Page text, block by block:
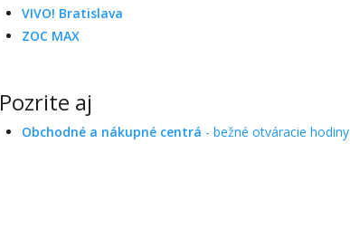
VIVO! Bratislava
ZOC MAX
Pozrite aj
Obchodné a nákupné centrá - bežné otváracie hodiny